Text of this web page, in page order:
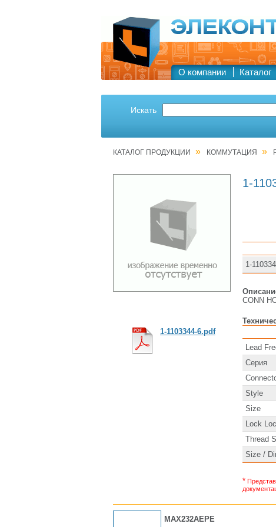
О компании Каталог
Искать
КАТАЛОГ ПРОДУКЦИИ » КОММУТАЦИЯ »
1-
1-
CONN
Lead
Серия
Style
Size
Lock
Thread
Size /
*
1-1103344-6.pdf
MAX232AEPE